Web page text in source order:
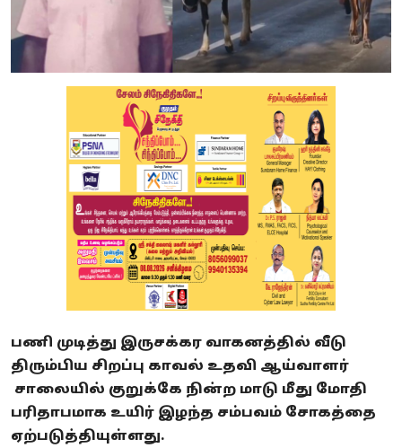
பணி முடித்து இருசக்கர வாகனத்தில் வீடு
திரும்பிய சிறப்பு காவல் உதவி ஆய்வாளர்
சாலையில் குறுக்கே நின்ற மாடு மீது மோதி
பரிதாபமாக உயிர் இழந்த சம்பவம் சோகத்தை
ஏற்படுத்தியுள்ளது.